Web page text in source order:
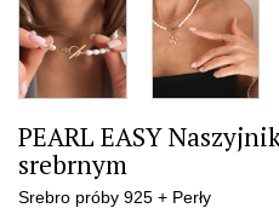
PEARL EASY
srebrnym
Srebro próby 925 + Perły